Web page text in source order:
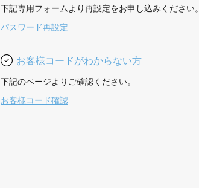
下記専用フォームより再設定をお申し込みください。
パスワード再設定
お客様コードがわからない方
下記のページよりご確認ください。
お客様コード確認